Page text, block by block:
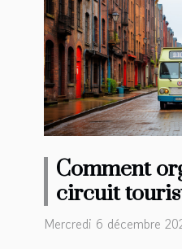
Comment
circuit
dans la ville
Mercredi 6 décembre